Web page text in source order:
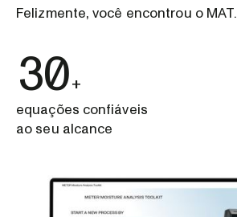
Felizmente, você encontrou o MAT.
30 +
equações confiáveis
ao seu alcance